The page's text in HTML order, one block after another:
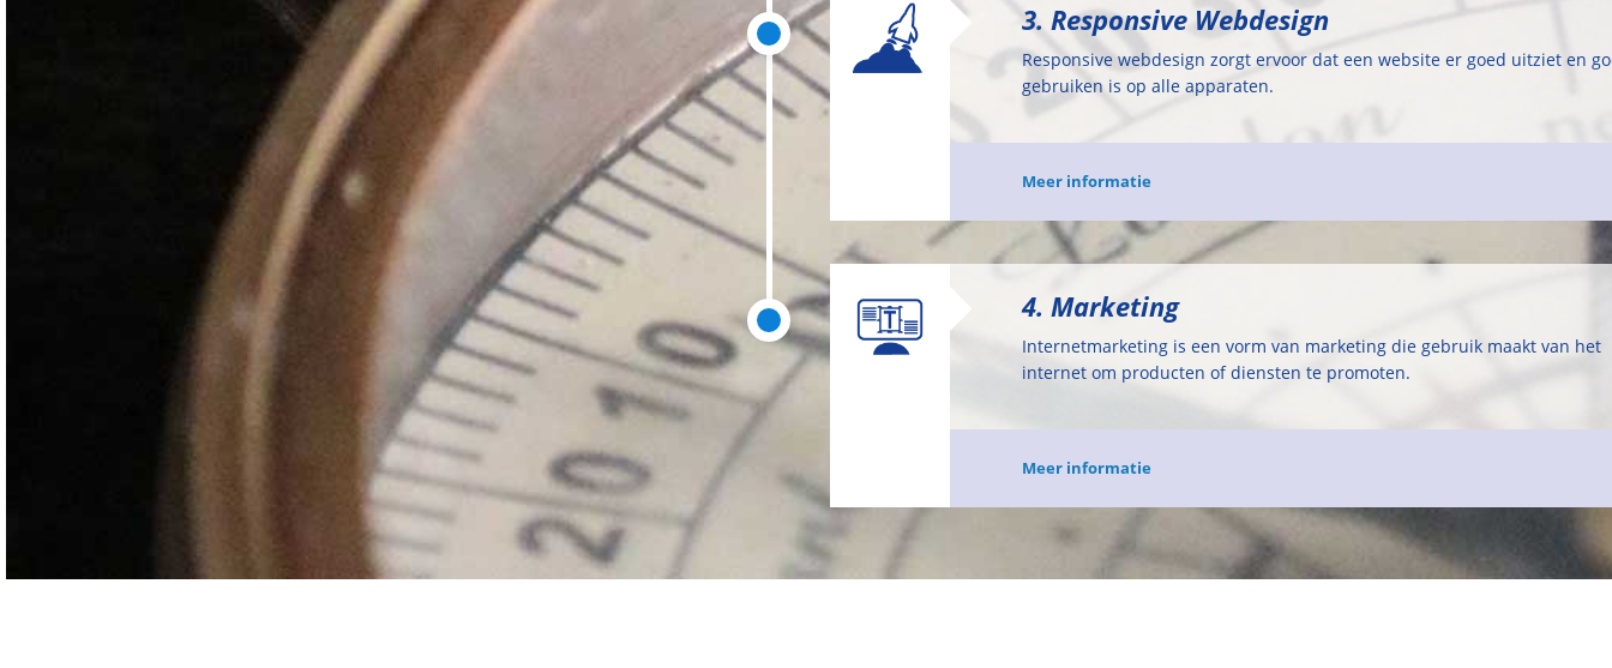
3. Responsive Webdesign
Responsive webdesign zorgt ervoor dat een website er goed uitziet en
gebruiken is op alle apparaten.
Meer informatie
4. Marketing
Internetmarketing is een vorm van marketing die gebruik maakt van het
internet om producten of diensten te promoten.
Meer informatie